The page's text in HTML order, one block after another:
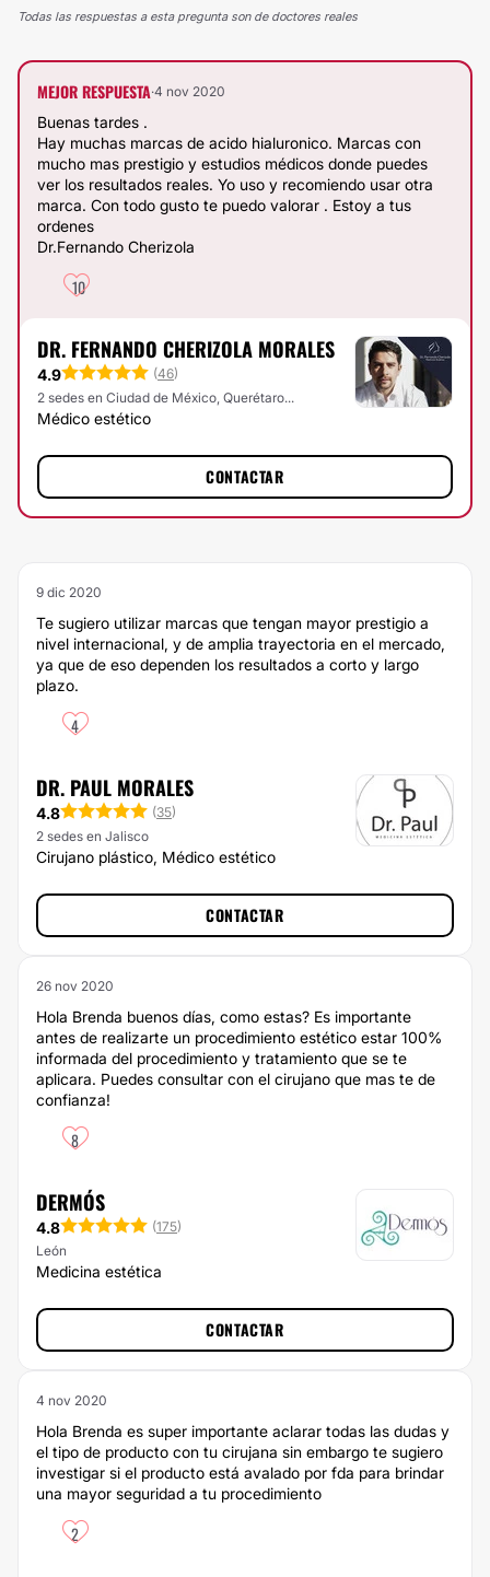
Todas las respuestas a esta pregunta son de doctores reales
MEJOR RESPUESTA·4 nov 2020
Buenas tardes .
Hay muchas marcas de acido hialuronico. Marcas con
mucho mas prestigio y estudios médicos donde puedes
ver los resultados reales. Yo uso y recomiendo usar otra
marca. Con todo gusto te puedo valorar . Estoy a tus
ordenes
Dr.Fernando Cherizola
10
DR. FERNANDO CHERIZOLA MORALES
4.9 (46)
2 sedes en Ciudad de México, Querétaro...
Médico estético
CONTACTAR
9 dic 2020
Te sugiero utilizar marcas que tengan mayor prestigio a
nivel internacional, y de amplia trayectoria en el mercado,
ya que de eso dependen los resultados a corto y largo
plazo.
4
DR. PAUL MORALES
4.8 (35)
2 sedes en Jalisco
Cirujano plástico, Médico estético
CONTACTAR
26 nov 2020
Hola Brenda buenos días, como estas? Es importante
antes de realizarte un procedimiento estético estar 100%
informada del procedimiento y tratamiento que se te
aplicara. Puedes consultar con el cirujano que mas te de
confianza!
8
DERMÓS
4.8 (175)
León
Medicina estética
CONTACTAR
4 nov 2020
Hola Brenda es super importante aclarar todas las dudas y
el tipo de producto con tu cirujana sin embargo te sugiero
investigar si el producto está avalado por fda para brindar
una mayor seguridad a tu procedimiento
2